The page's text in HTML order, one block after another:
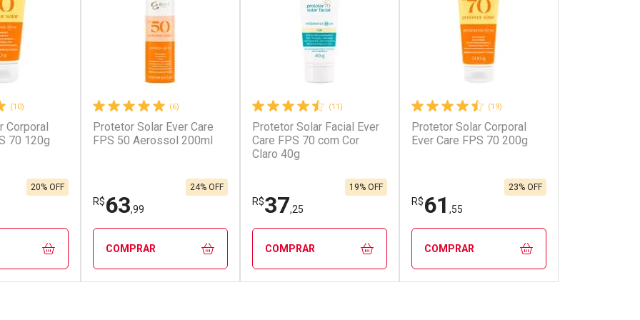
cada
cada
Ativar Desconto
Por R$ 45,91/cada
Por R$ 45,91/cada
Ativar Desconto
Por R$ 99,90/cada
Por R$ 99,90/cada
Ativar Desconto
Por R$ 45,91/cada
Por R$ 45,91/cada
(10)
Corporal
70 120g
20% OFF
(6)
Protetor Solar Ever Care
FPS 50 Aerossol 200ml
R$63,99
24% OFF
COMPRAR
(11)
Protetor Solar Facial Ever
Care FPS 70 com Cor
Claro 40g
R$37,25
19% OFF
COMPRAR
(19)
Protetor Solar Corporal
Ever Care FPS 70 200g
R$61 ,55
23% OFF
COMPRAR